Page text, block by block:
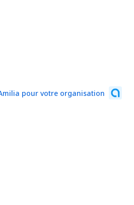
pour votre organisation